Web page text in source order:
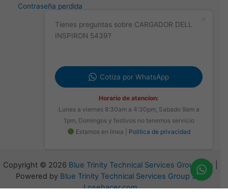
Contraseña perdida
Copyright © 2026 Blue Trinity Technical Services Group Sas
Powered by Blue Trinity Technical Services Group Sas
Losehacer.com
Tienes preguntas sobre CARGADOR DELL
INSPIRON 5439?
Cotiza por WhatsApp
Horario de atencion:
Lunes a viernes 8:30am a 4:30pm, Sabado 9am a
1pm, Domingos y festivos no tenemos servicio
Estamos en linea | Politica de privacidad